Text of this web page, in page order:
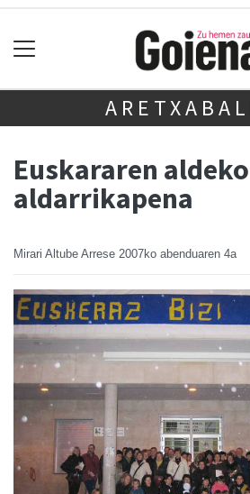
Euskararen aldeko
aldarrikapena
Mirari Altube Arrese 2007ko abenduaren 4a